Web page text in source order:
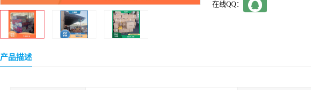
在线QQ：
产品描述